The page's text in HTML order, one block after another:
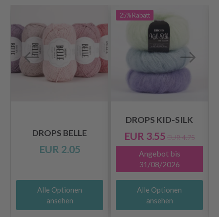
DROPS BELLE
EUR 2.05
Alle Optionen
ansehen
25%Rabatt
DROPS KID-SILK
EUR 3.55 EUR 4.75
Angebot bis
31/08/2026
Alle Optionen
ansehen